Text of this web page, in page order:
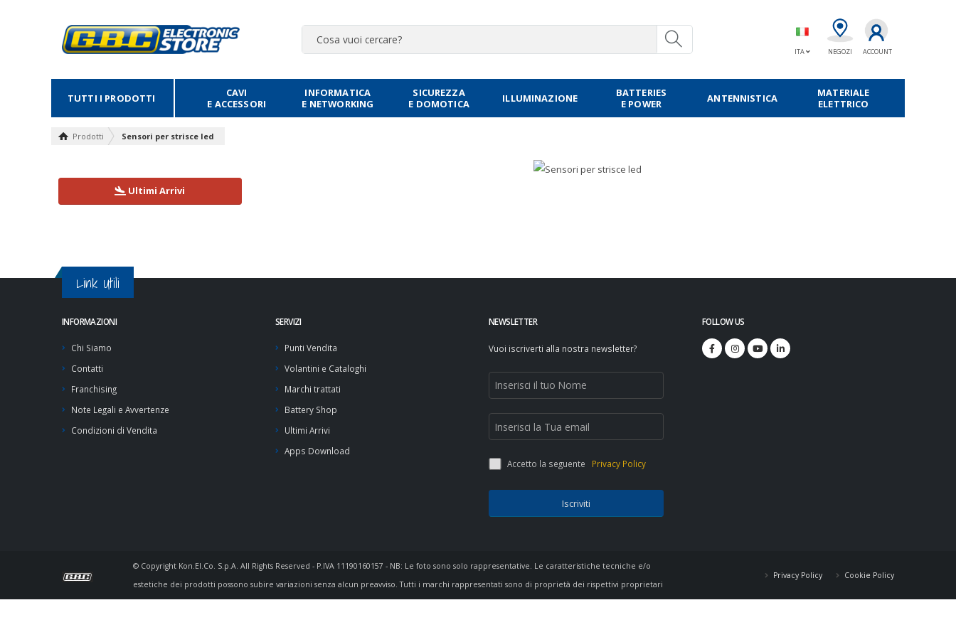
ITA NEGOZI ACCOUNT
TUTTI I PRODOTTI
CAVI
E ACCESSORI
INFORMATICA
E NETWORKING
SICUREZZA
E DOMOTICA
ILLUMINAZIONE
BATTERIES
E POWER
ANTENNISTICA
MATERIALE
ELETTRICO
Prodotti Sensori per strisce led
Ultimi Arrivi
Link Utili
INFORMAZIONI
Chi Siamo
Contatti
Franchising
Note Legali e Avvertenze
Condizioni di Vendita
SERVIZI
Punti Vendita
Volantini e Cataloghi
Marchi trattati
Battery Shop
Ultimi Arrivi
Apps Download
NEWSLETTER
Vuoi iscriverti alla nostra newsletter?
Accetto la seguente Privacy Policy
Iscriviti
FOLLOW US
© Copyright Kon.El.Co. S.p.A. All Rights Reserved - P.IVA 11190160157 - NB: Le foto sono solo rappresentative. Le caratteristiche tecniche e/o
estetiche dei prodotti possono subire variazioni senza alcun preavviso. Tutti i marchi rappresentati sono di proprietà dei rispettivi proprietari
Privacy Policy Cookie Policy